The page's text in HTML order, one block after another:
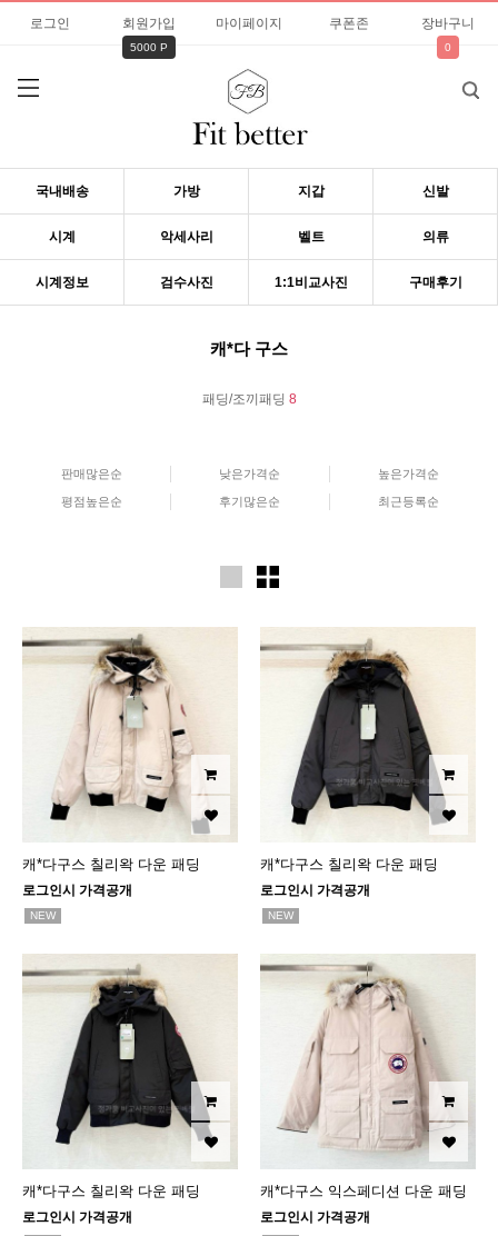
로그인 회원가입
5000 P
마이페이지 쿠폰존 장바구니
0
국내배송 가방 지갑 신발
시계 악세사리 벨트 의류
시계정보 검수사진 1:1비교사진 구매후기
캐*다 구스
패딩/조끼패딩 8
판매많은순 낮은가격순 높은가격순
평점높은순 후기많은순 최근등록순
캐*다구스 칠리왁 다운 패딩
로그인시 가격공개
NEW
캐*다구스 칠리왁 다운 패딩
로그인시 가격공개
NEW
캐*다구스 칠리왁 다운 패딩
로그인시 가격공개
캐*다구스 익스페디션 다운 패딩
로그인시 가격공개